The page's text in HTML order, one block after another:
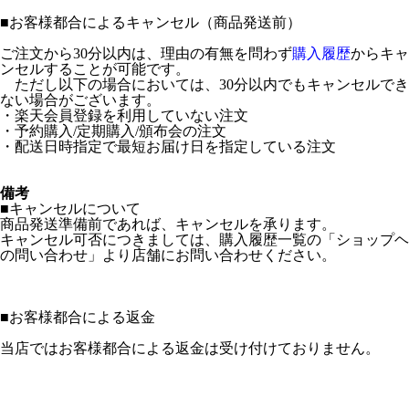
■お客様都合によるキャンセル（商品発送前）
ご注文から30分以内は、理由の有無を問わず購入履歴からキャ
ンセルすることが可能です。
ただし以下の場合においては、30分以内でもキャンセルでき
ない場合がございます。
・楽天会員登録を利用していない注文
・予約購入/定期購入/頒布会の注文
・配送日時指定で最短お届け日を指定している注文
備考
■キャンセルについて
商品発送準備前であれば、キャンセルを承ります。
キャンセル可否につきましては、購入履歴一覧の「ショップヘ
の問い合わせ」より店舗にお問い合わせください。
■お客様都合による返金
当店ではお客様都合による返金は受け付けておりません。